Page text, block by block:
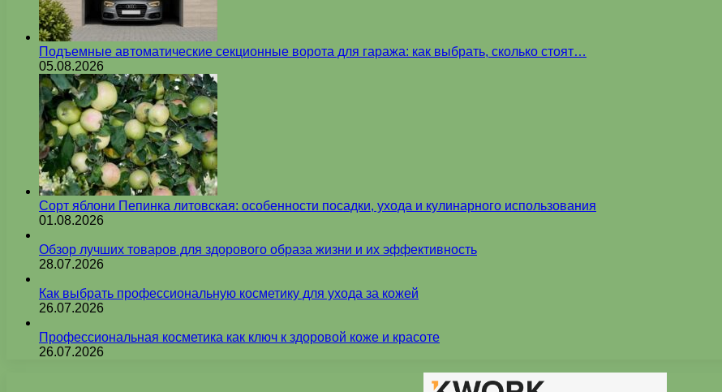
Подъемные автоматические секционные ворота для гаража: как выбрать, сколько стоят…
05.08.2026
Сорт яблони Пепинка литовская: особенности посадки, ухода и кулинарного использования
01.08.2026
Обзор лучших товаров для здорового образа жизни и их эффективность
28.07.2026
Как выбрать профессиональную косметику для ухода за кожей
26.07.2026
Профессиональная косметика как ключ к здоровой коже и красоте
26.07.2026